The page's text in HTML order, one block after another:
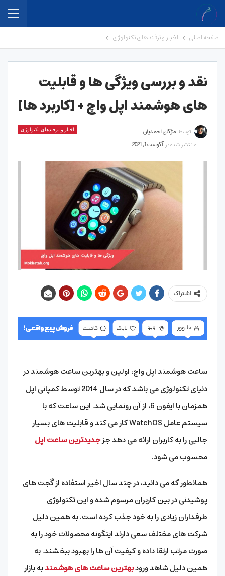
صفحه اصلی اخبار و ترفندهای تکنولوژی
نقد و بررسی ویژگی ها و قابلیت
های هوشمند اپل واچ + [کاربرد ها]
اخبار و ترفندهای تکنولوژی توسط مژگان احمدیان
منتشر شده در آگوست 1, 2021
اشتراک
ساعت هوشمند اپل واچ، اولین و بهترین ساعت هوشمند در
دنیای تکنولوژی می باشد که در سال 2014 توسط کمپانی اپل
همزمان با ایفون 6، از آن رونمایی شد. این ساعت که با
سیستم عامل WatchOS کار می کند و قابلیت های بسیار
جالبی را به کاربران ارائه می دهد جزجدیدترین ساعت اپل
محسوب می شود.
همانطور که می دانید، در چند سال اخیر استفاده از گجت های
پوشیدنی در بین کاربران مرسوم شده و این تکنولوژی
طرفداران زیادی را به خود جذب کرده است. به همین دلیل
شرکت های مختلف سعی دارند اینگونه محصولات خود را به
صورت مرتب ارتقا داده و کیفیت آن ها را بهبود ببخشند. به
همین دلیل شاهد ورودبهترین ساعت های هوشمندبه بازار